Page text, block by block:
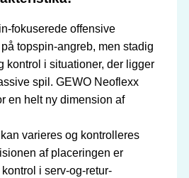
fokuserede offensive
topspin-angreb, men stadig
i situationer, der ligger
spil. GEWO Neoflexx
en helt ny dimension af
varieres og kontrolleres
af placeringen er
i serv-og-retur-